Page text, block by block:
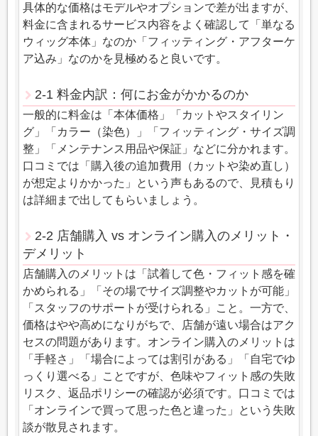
具体的な価格はモデルやオプションで差が出ますが、
料金に含まれるサービス内容をよく確認して「単なる
ウィッグ本体」なのか「フィッティング・アフターケ
ア込み」なのかを見極めると良いです。
2-1 料金内訳：何にお金がかかるのか
一般的に料金は「本体価格」「カットやスタイリン
グ」「カラー（染色）」「フィッティング・サイズ調
整」「メンテナンス用品や保証」などに分かれます。
口コミでは「購入後の追加費用（カットや染め直し）
が想定よりかかった」という声もあるので、見積もり
は詳細まで出してもらいましょう。
2-2 店舗購入 vs オンライン購入のメリット・
デメリット
店舗購入のメリットは「試着して色・フィット感を確
かめられる」「その場でサイズ調整やカットが可能」
「スタッフのサポートが受けられる」こと。一方で、
価格はやや高めになりがちで、店舗が遠い場合はアク
セスの問題があります。オンライン購入のメリットは
「手軽さ」「場合によっては割引がある」「自宅でゆ
っくり選べる」ことですが、色味やフィット感の失敗
リスク、返品ポリシーの確認が必須です。口コミでは
「オンラインで買って思った色と違った」という失敗
談が散見されます。